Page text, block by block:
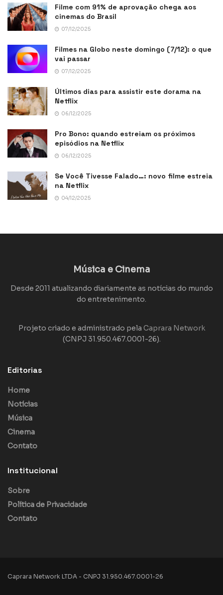
Filme com 91% de aprovação chega aos
cinemas do Brasil
07/12/2025
Filmes na Globo neste domingo (7/12): o que
vai passar
07/12/2025
Últimos dias para assistir este dorama na
Netflix
06/12/2025
Pro Bono: quando estreiam os próximos
episódios na Netflix
06/12/2025
Se Você Tivesse Falado…: novo filme estreia
na Netflix
04/12/2025
Música e Cinema
Desde 2011 atualizando diariamente as notícias do mundo
do entretenimento.
Projeto criado e administrado pela Caprara Network
(CNPJ 31.950.467.0001-26).
Editorias
Home
Notícias
Música
Cinema
Contato
Institucional
Sobre
Política de Privacidade
Contato
Caprara Network LTDA - CNPJ 31.950.467.0001-26